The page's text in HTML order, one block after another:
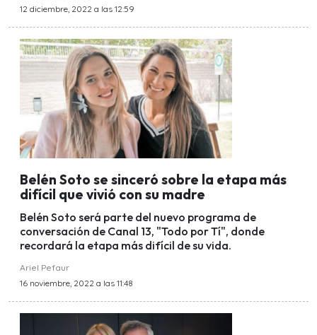
12 diciembre, 2022 a las 12:59
Belén Soto se sinceró sobre la etapa más
difícil que vivió con su madre
Belén Soto será parte del nuevo programa de
conversación de Canal 13, "Todo por Tí", donde
recordará la etapa más difícil de su vida.
Ariel Pefaur
16 noviembre, 2022 a las 11:48